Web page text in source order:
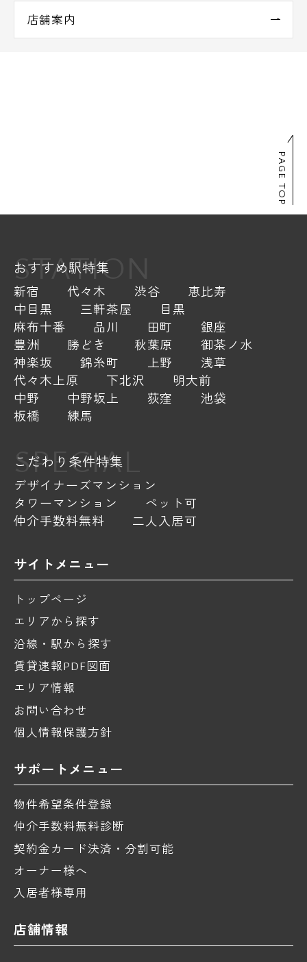
店舗案内
PAGE TOP
STATION
おすすめ駅特集
新宿 代々木 渋谷
恵比寿
中目黒
三軒茶屋
目黒
麻布十番
品川 田町
銀座
豊洲
勝どき 秋葉原
御茶ノ水
神楽坂
錦糸町 上野
浅草
代々木上原
下北沢
明大前
中野
中野坂上 荻窪
池袋
板橋
練馬
SPECIAL
こだわり条件特集
デザイナーズマンション
タワーマンション
ペット可
仲介手数料無料
二人入居可
サイトメニュー
トップページ
エリアから探す
沿線・駅から探す
賃貸速報PDF図面
エリア情報
お問い合わせ
個人情報保護方針
サポートメニュー
物件希望条件登録
仲介手数料無料診断
契約金カード決済・分割可能
オーナー様へ
入居者様専用
店舗情報